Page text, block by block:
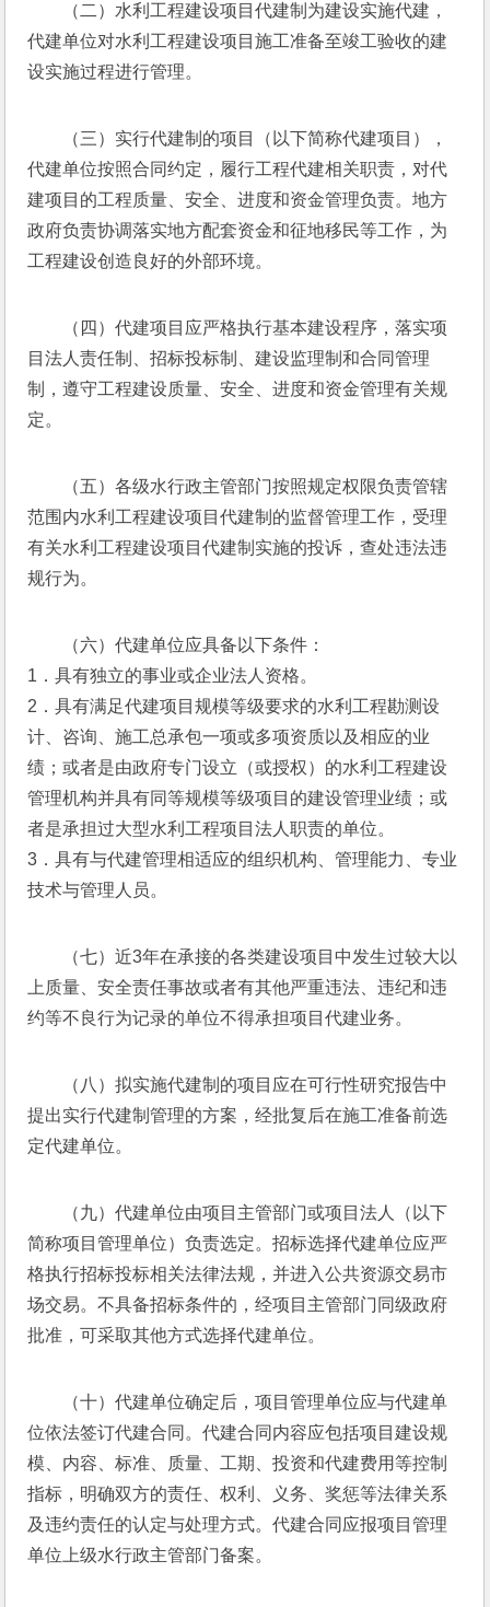
（二）水利工程建设项目代建制为建设实施代建，
代建单位对水利工程建设项目施工准备至竣工验收的建
设实施过程进行管理。
（三）实行代建制的项目（以下简称代建项目），
代建单位按照合同约定，履行工程代建相关职责，对代
建项目的工程质量、安全、进度和资金管理负责。地方
政府负责协调落实地方配套资金和征地移民等工作，为
工程建设创造良好的外部环境。
（四）代建项目应严格执行基本建设程序，落实项
目法人责任制、招标投标制、建设监理制和合同管理
制，遵守工程建设质量、安全、进度和资金管理有关规
定。
（五）各级水行政主管部门按照规定权限负责管辖
范围内水利工程建设项目代建制的监督管理工作，受理
有关水利工程建设项目代建制实施的投诉，查处违法违
规行为。
（六）代建单位应具备以下条件：
1．具有独立的事业或企业法人资格。
2．具有满足代建项目规模等级要求的水利工程勘测设
计、咨询、施工总承包一项或多项资质以及相应的业
绩；或者是由政府专门设立（或授权）的水利工程建设
管理机构并具有同等规模等级项目的建设管理业绩；或
者是承担过大型水利工程项目法人职责的单位。
3．具有与代建管理相适应的组织机构、管理能力、专业
技术与管理人员。
（七）近3年在承接的各类建设项目中发生过较大以
上质量、安全责任事故或者有其他严重违法、违纪和违
约等不良行为记录的单位不得承担项目代建业务。
（八）拟实施代建制的项目应在可行性研究报告中
提出实行代建制管理的方案，经批复后在施工准备前选
定代建单位。
（九）代建单位由项目主管部门或项目法人（以下
简称项目管理单位）负责选定。招标选择代建单位应严
格执行招标投标相关法律法规，并进入公共资源交易市
场交易。不具备招标条件的，经项目主管部门同级政府
批准，可采取其他方式选择代建单位。
（十）代建单位确定后，项目管理单位应与代建单
位依法签订代建合同。代建合同内容应包括项目建设规
模、内容、标准、质量、工期、投资和代建费用等控制
指标，明确双方的责任、权利、义务、奖惩等法律关系
及违约责任的认定与处理方式。代建合同应报项目管理
单位上级水行政主管部门备案。